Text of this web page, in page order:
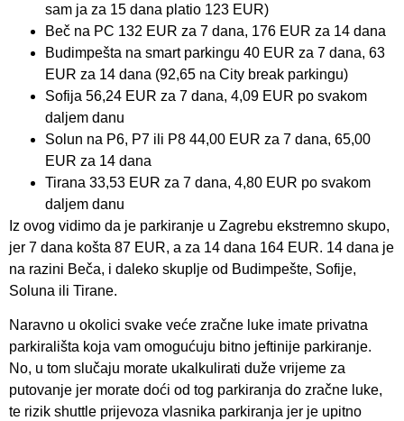
sam ja za 15 dana platio 123 EUR)
Beč na PC 132 EUR za 7 dana, 176 EUR za 14 dana
Budimpešta na smart parkingu 40 EUR za 7 dana, 63
EUR za 14 dana (92,65 na City break parkingu)
Sofija 56,24 EUR za 7 dana, 4,09 EUR po svakom
daljem danu
Solun na P6, P7 ili P8 44,00 EUR za 7 dana, 65,00
EUR za 14 dana
Tirana 33,53 EUR za 7 dana, 4,80 EUR po svakom
daljem danu
Iz ovog vidimo da je parkiranje u Zagrebu ekstremno skupo,
jer 7 dana košta 87 EUR, a za 14 dana 164 EUR. 14 dana je
na razini Beča, i daleko skuplje od Budimpešte, Sofije,
Soluna ili Tirane.
Naravno u okolici svake veće zračne luke imate privatna
parkirališta koja vam omogućuju bitno jeftinije parkiranje.
No, u tom slučaju morate ukalkulirati duže vrijeme za
putovanje jer morate doći od tog parkiranja do zračne luke,
te rizik shuttle prijevoza vlasnika parkiranja jer je upitno